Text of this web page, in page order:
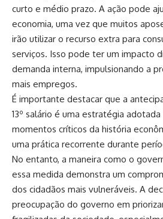
curto e médio prazo. A ação pode
economia, uma vez que muitos
irão utilizar o recurso extra para
serviços. Isso pode ter um impacto
demanda interna, impulsionando a
mais empregos.
É importante destacar que a
13º salário é uma estratégia
momentos críticos da história
uma prática recorrente durante
No entanto, a maneira como o
essa medida demonstra um
dos cidadãos mais vulneráveis. A
preocupação do governo em